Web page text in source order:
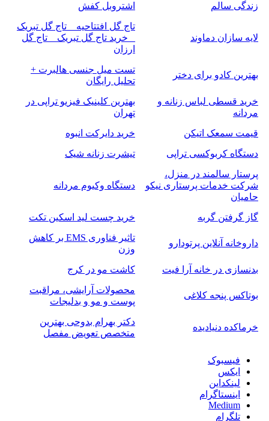
زندگی سالم
اشتروبل کفش
لایه سازان دماوند
تاج گل افتتاحیه _ تاج گل تبریک
_ خرید تاج گل تبریک _ تاج گل
ارزان
بهترین کادو برای دختر
تست میل جنسی هالبرت +
تحلیل رایگان
خرید قسطی لباس زنانه و
مردانه
بهترین کلینیک فیزیو تراپی در
تهران
قیمت سمعک اتیکن
خرید دایرکت انبوه
دستگاه کربوکسی تراپی
تیشرت زنانه شیک
پرستار سالمند در منزل،
شرکت خدمات پرستاری نیکو
حامیان
دستگاه وکیوم مردانه
گاز گرفتن گربه خرید چست لید اسکین تکت
داروخانه آنلاین پرتودارو
تاثیر فناوری EMS بر کاهش
وزن
بدنسازی در خانه آرا فیت
کاشت مو در کرج
بوتاکس پنجه کلاغی
محصولات آرایشی، مراقبت
پوست و مو و بدلیجات
خرماکده دنیادیده
دکتر بهرام بدوحی بهترین
متخصص تعویض مفصل
فیسبوک
ایکس
لینکداین
اینستاگرام
Medium
تلگرام